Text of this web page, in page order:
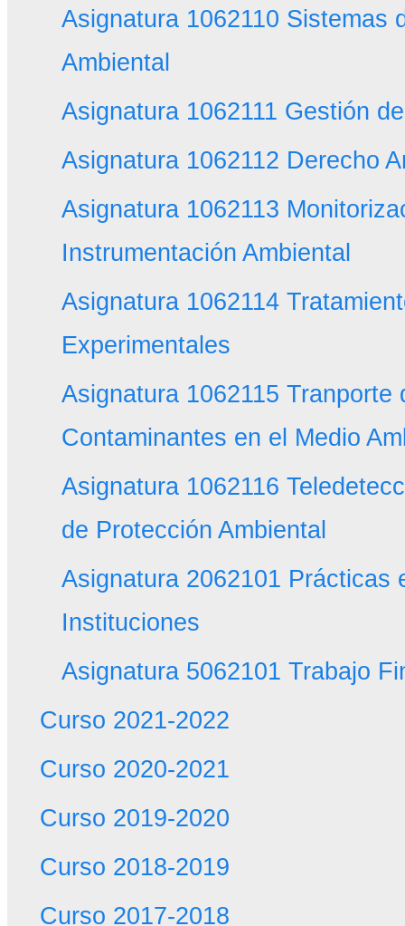
Asignatura 1062110 Sistemas
Ambiental
Asignatura 1062111 Gestión
Asignatura 1062112 Derecho
Asignatura 1062113
Instrumentación Ambiental
Asignatura 1062114
Experimentales
Asignatura 1062115 Tranporte
Contaminantes en el Medio
Asignatura 1062116
de Protección Ambiental
Asignatura 2062101 Prácticas
Instituciones
Asignatura 5062101 Trabajo
Curso 2021-2022
Curso 2020-2021
Curso 2019-2020
Curso 2018-2019
Curso 2017-2018